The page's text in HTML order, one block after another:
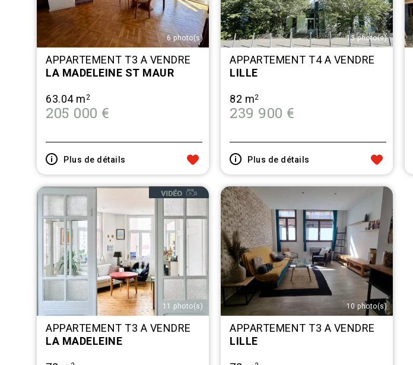
6 photo(s)
APPARTEMENT T3 A VENDRE
LA MADELEINE ST MAUR
63.04 m 2
205 000 €
Plus de détails
13 photo(s)
APPARTEMENT T4 A VENDRE
LILLE
82 m2
239 900 €
Plus de détails
AUX FAVORIS AJOUTER AUX FAVORIS
11 photo(s)
APPARTEMENT T3 A VENDRE
LA MADELEINE
10 photo(s)
APPARTEMENT T3 A VENDRE
LILLE